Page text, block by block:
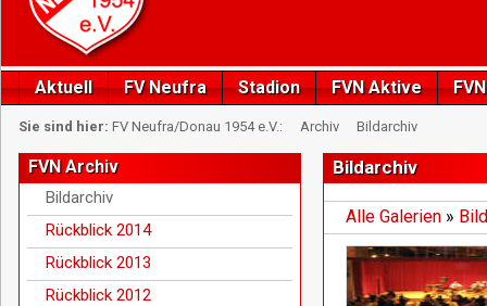
Aktuell FV Neufra Stadion FVN Aktive
Sie sind hier: FV Neufra/Donau 1954 e.V.: Archiv Bildarchiv
FVN Archiv
Bildarchiv
Rückblick 2014
Rückblick 2013
Rückblick 2012
Bildarchiv
Alle Galerien »